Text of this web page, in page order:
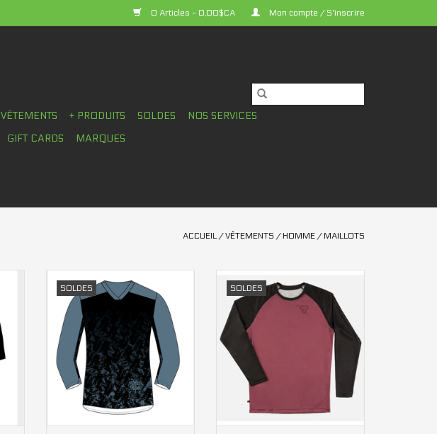
0 Articles - 0,00$CA Mon compte / S'inscrire
VÊTEMENTS + PRODUITS SOLDES
NOS SERVICES
GIFT CARDS MARQUES
ACCUEIL /VÊTEMENTS / HOMME / MAILLOTS
SOLDES
AJOUTER AU PANIER
SOLDES
AJOUTER AU PANIER